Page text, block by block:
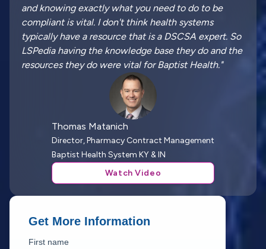
and knowing exactly what you need to do to be
compliant is vital. I don't think health systems
typically have a resource that is a DSCSA expert. So
LSPedia having the knowledge base they do and the
resources they do were vital for Baptist Health."
Thomas Matanich
Director, Pharmacy Contract Management
Baptist Health System KY & IN
Watch Video